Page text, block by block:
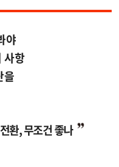
야
사항
을
환, 무조건 좋나